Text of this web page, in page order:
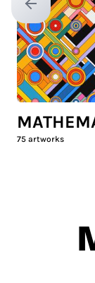
Previous slide
75 artworks